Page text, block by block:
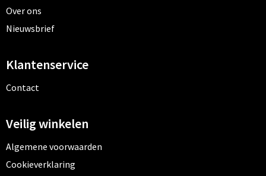
Over ons
Nieuwsbrief
Klantenservice
Contact
Veilig winkelen
Algemene voorwaarden
Cookieverklaring